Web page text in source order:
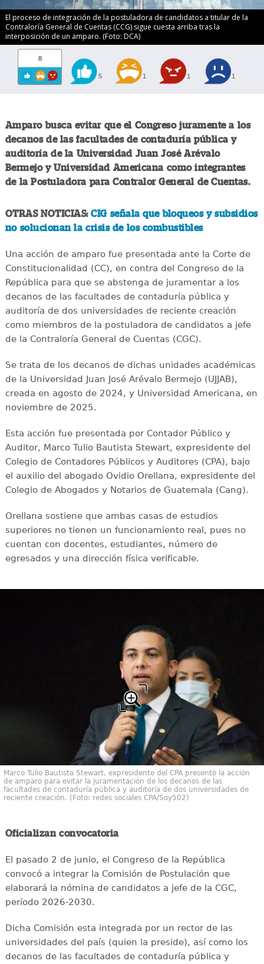
El proceso de integración de la postuladora de candidatos a titular de la
Contraloría General de Cuentas (CCG) sigue cuesta arriba tras la
interposición de un amparo. (Foto: DCA)
8
5 1 1 1
Amparo busca evitar que el Congreso juramente a los
decanos de las facultades de contaduría pública y
auditoría de la Universidad Juan José Arévalo
Bermejo y Universidad Americana como integrantes
de la Postuladora para Contralor General de Cuentas.
OTRAS NOTICIAS:CIG señala que bloqueos y subsidios
no solucionan la crisis de los combustibles
Una acción de amparo fue presentada ante la Corte de
Constitucionalidad (CC), en contra del Congreso de la
República para que se abstenga de juramentar a los
decanos de las facultades de contaduría pública y
auditoría de dos universidades de reciente creación
como miembros de la postuladora de candidatos a jefe
de la Contraloría General de Cuentas (CGC).
Se trata de los decanos de dichas unidades académicas
de la Universidad Juan José Arévalo Bermejo (UJJAB),
creada en agosto de 2024, y Universidad Americana, en
noviembre de 2025.
Esta acción fue presentada por Contador Público y
Auditor, Marco Tulio Bautista Stewart, expresidente del
Colegio de Contadores Públicos y Auditores (CPA), bajo
el auxilio del abogado Ovidio Orellana, expresidente del
Colegio de Abogados y Notarios de Guatemala (Cang).
Orellana sostiene que ambas casas de estudios
superiores no tienen un funcionamiento real, pues no
cuentan con docentes, estudiantes, número de
egresados y una dirección física verificable.
Marco Tulio Bautista Stewart, expresidente del CPA presentó la acción
de amparo para evitar la juramentación de los decanos de las
facultades de contaduría pública y auditoría de dos universidades de
reciente creación. (Foto: redes sociales CPA/Soy502)
Oficializan convocatoria
El pasado 2 de junio, el Congreso de la República
convocó a integrar la Comisión de Postulación que
elaborará la nómina de candidatos a jefe de la CGC,
período 2026-2030.
Dicha Comisión esta integrada por un rector de las
universidades del país (quien la preside), así como los
decanos de las facultades de contaduría pública y